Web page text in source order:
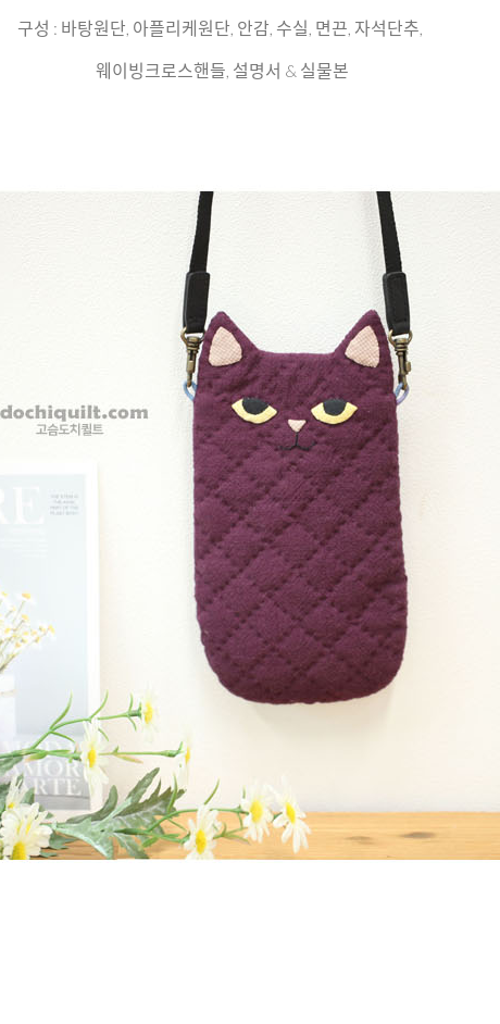
구성 : 바탕원단, 아플리케원단, 안감, 수실, 면끈, 자석단추,
웨이빙크로스핸들, 설명서 & 실물본